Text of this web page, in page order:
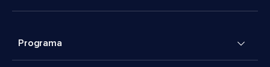
Programa